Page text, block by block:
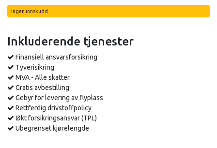
Ingen innskudd
Inkluderende tjenester
Finansiell ansvarsforsikring
Tyverisikring
MVA - Alle skatter.
Gratis avbestilling
Gebyr for levering av flyplass
Rettferdig drivstoffpolicy
Økt forsikringsansvar (TPL)
Ubegrenset kjørelengde